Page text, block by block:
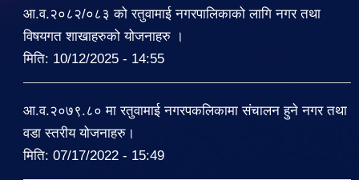
आ.व.२०८२/०८३ को रतुवामाई नगरपालिकाको लागि नगर तथा
विषयगत शाखाहरुको योजनाहरु ।
मिति: 10/12/2025 - 14:55
आ.व.२०७९.८० मा रतुवामाई नगरपकलिकामा संचालन हुने नगर तथा
वडा स्तरीय योजनाहरु।
मिति: 07/17/2022 - 15:49